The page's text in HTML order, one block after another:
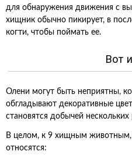
для обнаружения движения с
хищник обычно пикирует, в
когти, чтобы поймать ее.
Вот
Олени могут быть неприятны,
обгладывают декоративные
становятся добычей
В целом, к 9 хищным
относятся: